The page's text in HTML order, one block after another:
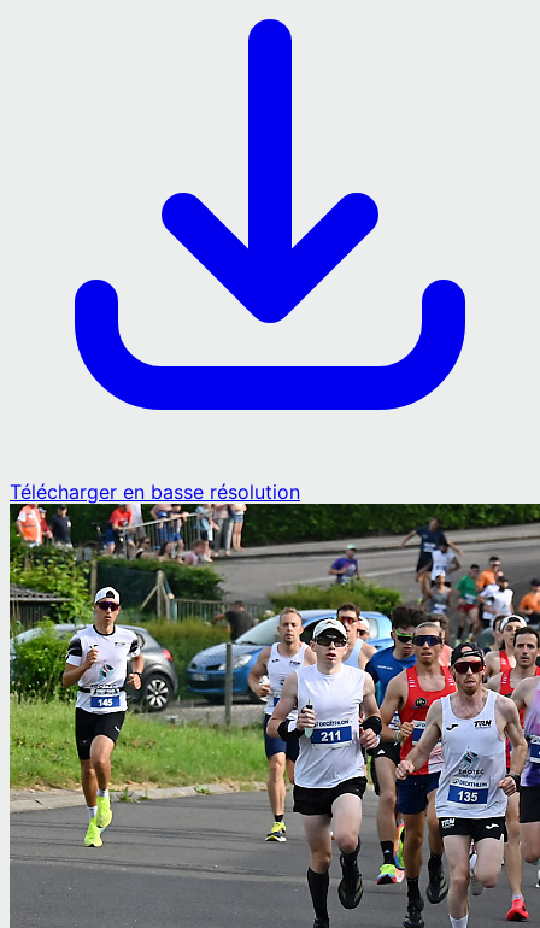
Télécharger en basse résolution